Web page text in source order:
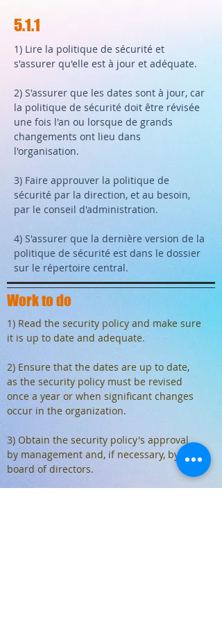
5.1.1
1) Lire la politique de sécurité et
s'assurer qu'elle est à jour et adéquate.
2) S'assurer que les dates sont à jour, car
la politique de sécurité doit être révisée
une fois l'an ou lorsque de grands
changements ont lieu dans
l'organisation.
3) Faire approuver la politique de
sécurité par la direction, et au besoin,
par le conseil d'administration.
4) S'assurer que la dernière version de la
politique de sécurité est dans le dossier
sur le répertoire central.
Work to do
1) Read the security policy and make sure
it is up to date and adequate.
2) Ensure that the dates are up to date,
as the security policy must be revised
once a year or when significant changes
occur in the organization.
3) Obtain the security policy's approval
by management and, if necessary, by the
board of directors.